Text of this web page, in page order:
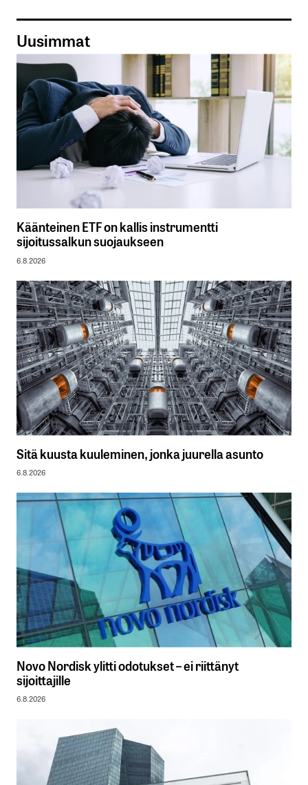
Uusimmat
Käänteinen ETF on kallis instrumentti
sijoitussalkun suojaukseen
6.8.2026
Sitä kuusta kuuleminen, jonka juurella asunto
6.8.2026
Novo Nordisk ylitti odotukset – ei riittänyt
sijoittajille
6.8.2026